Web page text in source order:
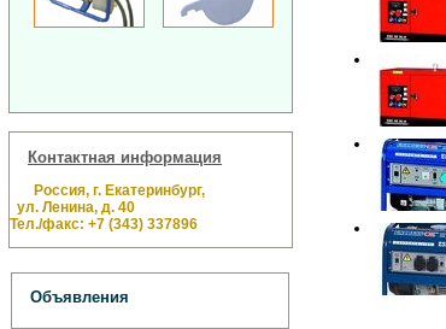
Контактная информация
Россия, г. Екатеринбург,
ул. Ленина, д. 40
Тел./факс: +7 (343) 337896
Объявления